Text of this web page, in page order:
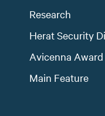
Research
Herat Security
Avicenna Award
Main Feature